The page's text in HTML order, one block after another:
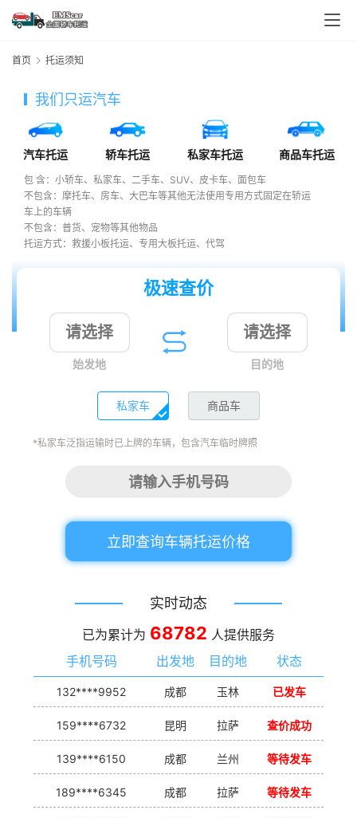
首页 托运须知
我们只运汽车
汽车托运 轿车托运 私家车托运 商品车托运
包 含：小轿车、私家车、二手车、SUV、皮卡车、面包车
不包含：摩托车、房车、大巴车等其他无法使用专用方式固定在轿运
车上的车辆
不包含：普货、宠物等其他物品
托运方式：救援小板托运、专用大板托运、代驾
极速查价
始发地 目的地
私家车 商品车
*私家车泛指运输时已上牌的车辆，包含汽车临时牌照
立即查询车辆托运价格
实时动态
已为累计为 68782 人提供服务
手机号码
出发地 目的地 状态
132****9952 成都 玉林 已发车
159****6732 昆明 拉萨 查价成功
139****6150 成都 兰州 等待发车
189****6345 成都 拉萨 等待发车